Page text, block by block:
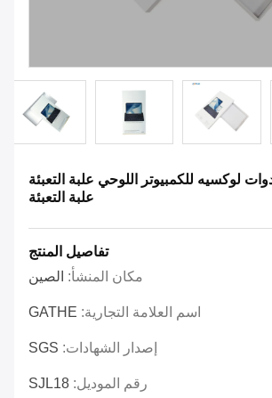
لوكسيه للكمبيوتر اللوحي علبة التعبئة
علبة التعبئة
تفاصيل المنتج
مكان المنشأ: الصين
اسم العلامة التجارية: GATHE
إصدار الشهادات: SGS
رقم الموديل: SJL18